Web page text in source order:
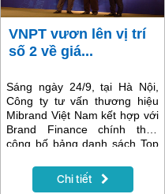
VNPT vươn lên vị trí
số 2 về giá...
Sáng ngày 24/9, tại Hà Nội,
Công ty tư vấn thương hiệu
Mibrand Việt Nam kết hợp với
Brand Finance chính thức
công bố bảng danh sách Top
Việt Nam 2019. Trong đó,
VNPT và VinaPhone đều
Chi tiết